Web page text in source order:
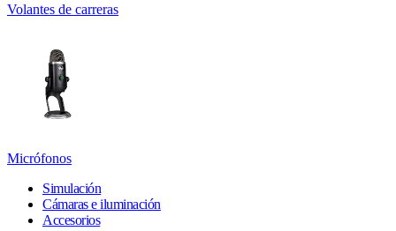
Volantes de carreras
Micrófonos
Simulación
Cámaras e iluminación
Accesorios